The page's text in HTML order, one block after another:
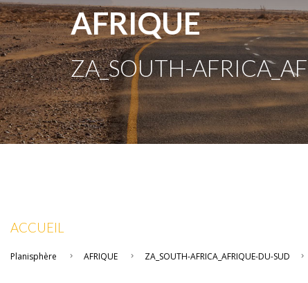
AFRIQUE
ZA_SOUTH-
ACCUEIL
Planisphère AFRIQUE ZA_SOUTH-AFRICA_AFRIQUE-DU-SUD